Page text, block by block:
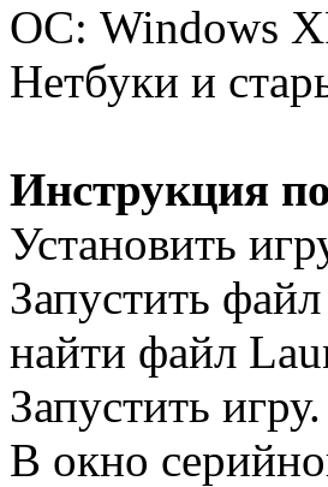
ОС: Windows
Нетбуки и
Инструкция
Установить
Запустить
найти файл
Запустить игру.
В окно